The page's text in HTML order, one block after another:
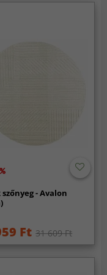
- Avalon
Ft 31 609 Ft